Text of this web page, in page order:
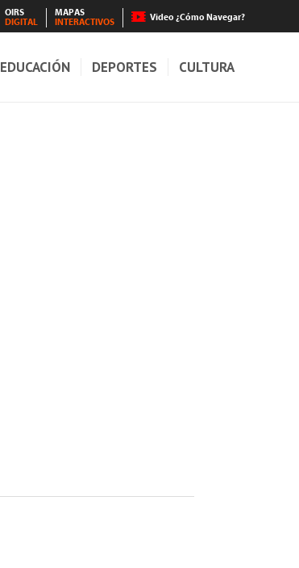
OIRS
DIGITAL
MAPAS
INTERACTIVOS
Video ¿Cómo Navegar?
EDUCACIÓN DEPORTES CULTURA